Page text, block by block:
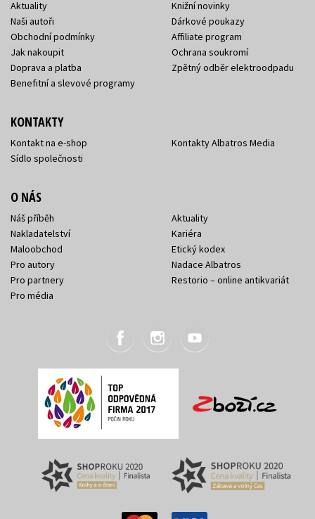
Aktuality
Naši autoři
Obchodní podmínky
Jak nakoupit
Doprava a platba
Benefitní a slevové programy
Knižní novinky
Dárkové poukazy
Affiliate program
Ochrana soukromí
Zpětný odběr elektroodpadu
KONTAKTY
Kontakt na e-shop
Sídlo společnosti
Kontakty Albatros Media
O NÁS
Náš příběh
Nakladatelství
Maloobchod
Pro autory
Pro partnery
Pro média
Aktuality
Kariéra
Etický kodex
Nadace Albatros
Restorio – online antikvariát